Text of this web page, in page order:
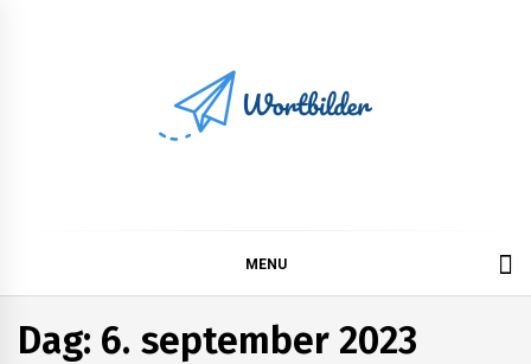
MENU
Dag: 6. september 2023